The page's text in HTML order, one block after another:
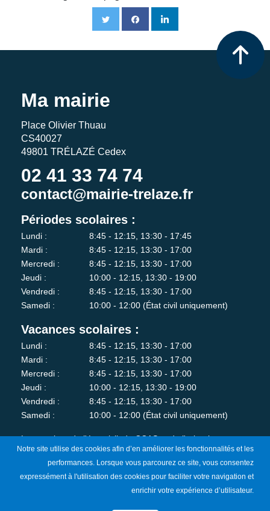
Ma mairie
Place Olivier Thuau
CS40027
49801 TRÉLAZÉ Cedex
02 41 33 74 74
contact@mairie-trelaze.fr
Périodes scolaires :
Lundi :
8:45 - 12:15, 13:30 - 17:45
Mardi :
8:45 - 12:15, 13:30 - 17:00
Mercredi :
8:45 - 12:15, 13:30 - 17:00
Jeudi :
10:00 - 12:15, 13:30 - 19:00
Vendredi :
8:45 - 12:15, 13:30 - 17:00
Samedi :
10:00 - 12:00 (État civil uniquement)
Vacances scolaires :
Lundi :
8:45 - 12:15, 13:30 - 17:00
Mardi :
8:45 - 12:15, 13:30 - 17:00
Mercredi :
8:45 - 12:15, 13:30 - 17:00
Jeudi :
10:00 - 12:15, 13:30 - 19:00
Vendredi :
8:45 - 12:15, 13:30 - 17:00
Samedi :
10:00 - 12:00 (État civil uniquement)
Les services de l'état-civil, du CCAS et de l'urbanisme sont
fermés au public le lundi matin.
Je m'abonne à la newsletter
Notre site utilise des cookies afin d’en améliorer les fonctionnalités et les
performances. Lorsque vous parcourez ce site, vous consentez
expressément à l'utilisation des cookies pour faciliter votre navigation et
enrichir votre expérience d’utilisateur.